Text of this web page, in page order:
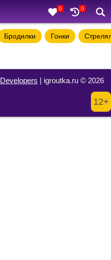
0 0
Бродилки Гонки
Developers | igroutka.ru © 2026
12+